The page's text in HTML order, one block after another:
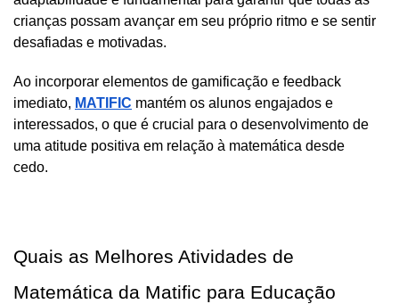
crianças possam avançar em seu próprio ritmo e se sentir
desafiadas e motivadas.
Ao incorporar elementos de gamificação e feedback
imediato, MATIFIC mantém os alunos engajados e
interessados, o que é crucial para o desenvolvimento de
uma atitude positiva em relação à matemática desde
cedo.
Quais as Melhores Atividades de
Matemática da Matific para Educação